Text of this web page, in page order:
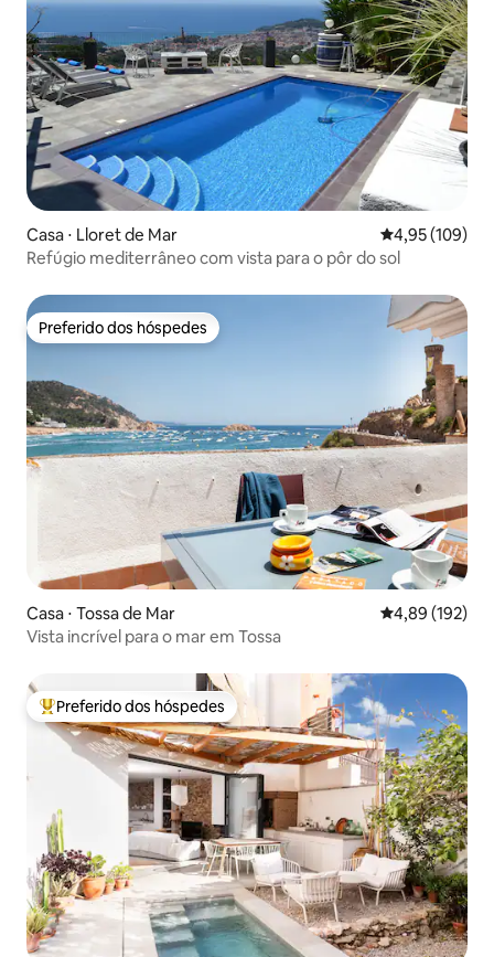
Casa ⋅ Lloret de Mar 4,95 de uma
4,95 (109)
Refúgio mediterrâneo com vista para o pôr do sol
Preferido dos hóspedes
Preferido dos hóspedes
Casa ⋅ Tossa de Mar 4,89 de uma
4,89 (192)
Vista incrível para o mar em Tossa
Entre os melhores preferidos dos hóspedes
Preferido dos hóspedes